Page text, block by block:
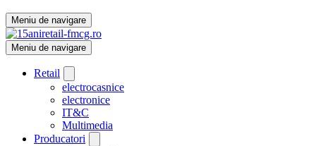
Meniu de navigare
Meniu de navigare
Retail
electrocasnice
electronice
IT&C
Multimedia
Producatori